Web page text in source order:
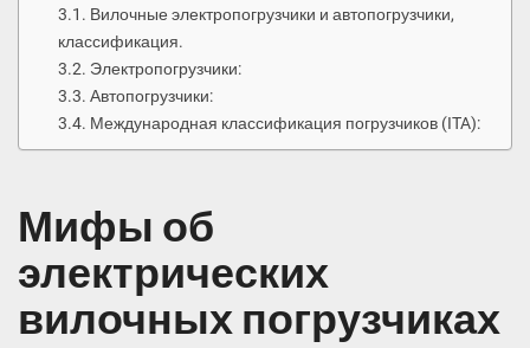
Вилочные электропогрузчики и автопогрузчики,
классификация.
Электропогрузчики:
Автопогрузчики:
Международная классификация погрузчиков (ITA):
Мифы об
электрических
вилочных погрузчиках